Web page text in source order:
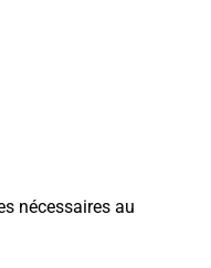
nécessaires au